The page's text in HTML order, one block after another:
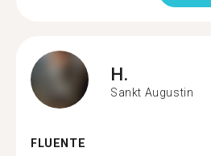
H.
Sankt Augustin
FLUENTE